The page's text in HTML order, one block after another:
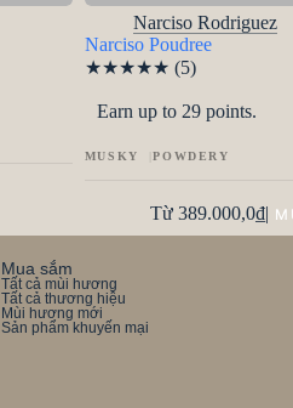
Narciso Rodriguez
Narciso Poudree
★★★★★ (5)
Earn up to 29 points.
MUSKY POWDERY
Từ389.000,0₫|
Mua sắm
Tất cả mùi hương
Tất cả thương hiệu
Mùi hương mới
Sản phẩm khuyến mại